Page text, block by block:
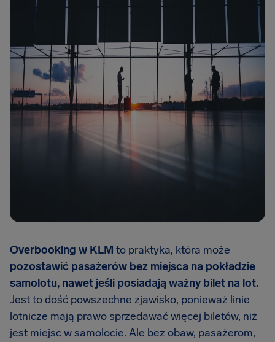
Overbooking w KLM to praktyka, która może
pozostawić pasażerów bez miejsca na pokładzie
samolotu, nawet jeśli posiadają ważny bilet na lot.
Jest to dość powszechne zjawisko, ponieważ linie
lotnicze mają prawo sprzedawać więcej biletów, niż
jest miejsc w samolocie. Ale bez obaw, pasażerom,